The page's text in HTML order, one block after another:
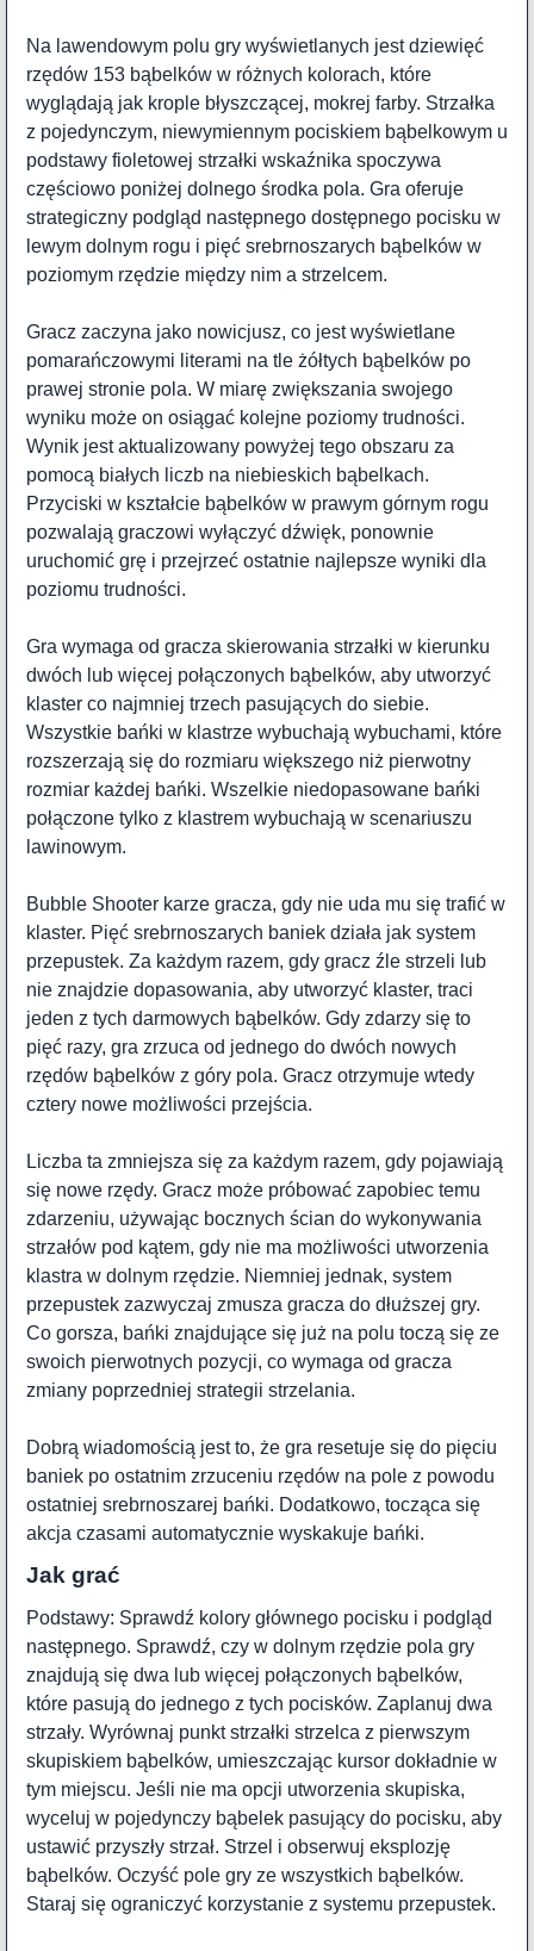
Na lawendowym polu gry wyświetlanych jest dziewięć
rzędów 153 bąbelków w różnych kolorach, które
wyglądają jak krople błyszczącej, mokrej farby. Strzałka
z pojedynczym, niewymiennym pociskiem bąbelkowym u
podstawy fioletowej strzałki wskaźnika spoczywa
częściowo poniżej dolnego środka pola. Gra oferuje
strategiczny podgląd następnego dostępnego pocisku w
lewym dolnym rogu i pięć srebrnoszarych bąbelków w
poziomym rzędzie między nim a strzelcem.
Gracz zaczyna jako nowicjusz, co jest wyświetlane
pomarańczowymi literami na tle żółtych bąbelków po
prawej stronie pola. W miarę zwiększania swojego
wyniku może on osiągać kolejne poziomy trudności.
Wynik jest aktualizowany powyżej tego obszaru za
pomocą białych liczb na niebieskich bąbelkach.
Przyciski w kształcie bąbelków w prawym górnym rogu
pozwalają graczowi wyłączyć dźwięk, ponownie
uruchomić grę i przejrzeć ostatnie najlepsze wyniki dla
poziomu trudności.
Gra wymaga od gracza skierowania strzałki w kierunku
dwóch lub więcej połączonych bąbelków, aby utworzyć
klaster co najmniej trzech pasujących do siebie.
Wszystkie bańki w klastrze wybuchają wybuchami, które
rozszerzają się do rozmiaru większego niż pierwotny
rozmiar każdej bańki. Wszelkie niedopasowane bańki
połączone tylko z klastrem wybuchają w scenariuszu
lawinowym.
Bubble Shooter karze gracza, gdy nie uda mu się trafić w
klaster. Pięć srebrnoszarych baniek działa jak system
przepustek. Za każdym razem, gdy gracz źle strzeli lub
nie znajdzie dopasowania, aby utworzyć klaster, traci
jeden z tych darmowych bąbelków. Gdy zdarzy się to
pięć razy, gra zrzuca od jednego do dwóch nowych
rzędów bąbelków z góry pola. Gracz otrzymuje wtedy
cztery nowe możliwości przejścia.
Liczba ta zmniejsza się za każdym razem, gdy pojawiają
się nowe rzędy. Gracz może próbować zapobiec temu
zdarzeniu, używając bocznych ścian do wykonywania
strzałów pod kątem, gdy nie ma możliwości utworzenia
klastra w dolnym rzędzie. Niemniej jednak, system
przepustek zazwyczaj zmusza gracza do dłuższej gry.
Co gorsza, bańki znajdujące się już na polu toczą się ze
swoich pierwotnych pozycji, co wymaga od gracza
zmiany poprzedniej strategii strzelania.
Dobrą wiadomością jest to, że gra resetuje się do pięciu
baniek po ostatnim zrzuceniu rzędów na pole z powodu
ostatniej srebrnoszarej bańki. Dodatkowo, tocząca się
akcja czasami automatycznie wyskakuje bańki.
Jak grać
Podstawy: Sprawdź kolory głównego pocisku i podgląd
następnego. Sprawdź, czy w dolnym rzędzie pola gry
znajdują się dwa lub więcej połączonych bąbelków,
które pasują do jednego z tych pocisków. Zaplanuj dwa
strzały. Wyrównaj punkt strzałki strzelca z pierwszym
skupiskiem bąbelków, umieszczając kursor dokładnie w
tym miejscu. Jeśli nie ma opcji utworzenia skupiska,
wyceluj w pojedynczy bąbelek pasujący do pocisku, aby
ustawić przyszły strzał. Strzel i obserwuj eksplozję
bąbelków. Oczyść pole gry ze wszystkich bąbelków.
Staraj się ograniczyć korzystanie z systemu przepustek.